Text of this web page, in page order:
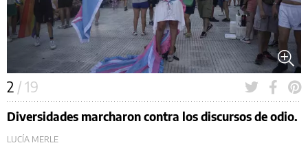
2 / 19
Diversidades marcharon contra los discursos de odio.
LUCÍA MERLE